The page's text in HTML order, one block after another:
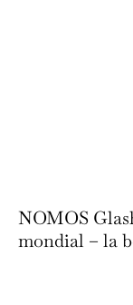
NOMOS
mondial – la